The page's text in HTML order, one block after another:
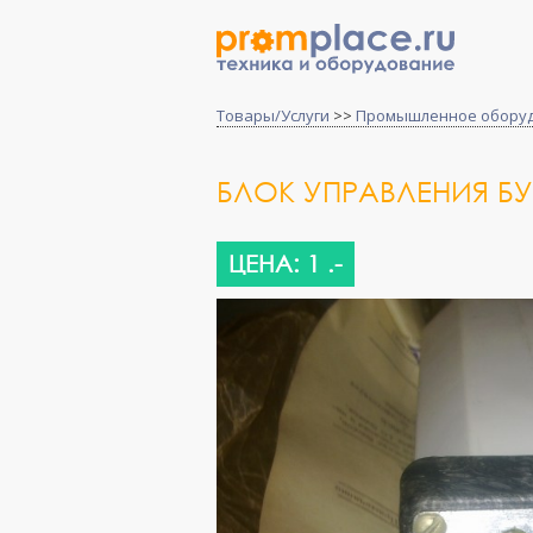
Товары/Услуги >> Промышленное
БЛОК УПРАВЛЕНИЯ
ЦЕНА: 1 .-